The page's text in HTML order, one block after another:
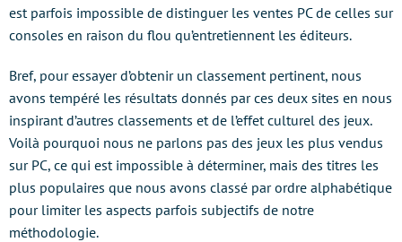
est parfois impossible de distinguer les ventes PC de celles sur
consoles en raison du flou qu’entretiennent les éditeurs.
Bref, pour essayer d’obtenir un classement pertinent, nous
avons tempéré les résultats donnés par ces deux sites en nous
inspirant d’autres classements et de l’effet culturel des jeux.
Voilà pourquoi nous ne parlons pas des jeux les plus vendus
sur PC, ce qui est impossible à déterminer, mais des titres les
plus populaires que nous avons classé par ordre alphabétique
pour limiter les aspects parfois subjectifs de notre
méthodologie.